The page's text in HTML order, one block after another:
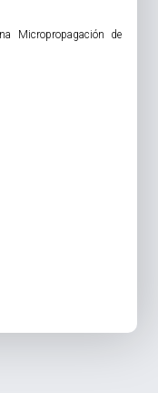
Micropropagación de